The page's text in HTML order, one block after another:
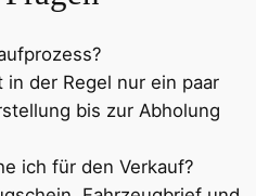
der Regel nur ein paar
bis zur Abholung
ich für den Verkauf?